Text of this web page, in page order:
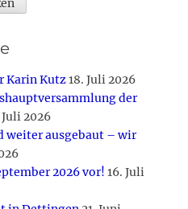
Karin Kutz18. Juli 2026
der
Juli 2026
weiter ausgebaut – wir
2026 vor! 16. Juli